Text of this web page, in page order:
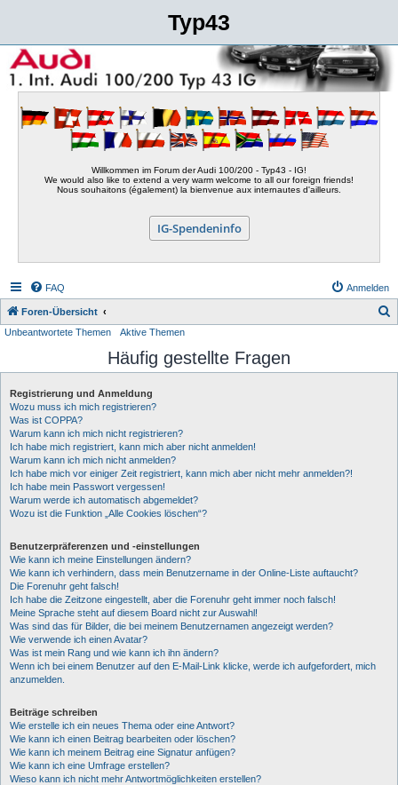
Typ43
Willkommen im Forum der Audi 100/200 - Typ43 - IG!
We would also like to extend a very warm welcome to all our foreign friends!
Nous souhaitons (également) la bienvenue aux internautes d'ailleurs.
IG-Spendeninfo
FAQ Anmelden
Foren-Übersicht
h
Unbeantwortete Themen Aktive Themen
Häufig gestellte Fragen
Registrierung und Anmeldung
Wozu muss ich mich registrieren?
Was ist COPPA?
Warum kann ich mich nicht registrieren?
Ich habe mich registriert, kann mich aber nicht anmelden!
Warum kann ich mich nicht anmelden?
Ich habe mich vor einiger Zeit registriert, kann mich aber nicht mehr anmelden?!
Ich habe mein Passwort vergessen!
Warum werde ich automatisch abgemeldet?
Wozu ist die Funktion „Alle Cookies löschen“?
Benutzerpräferenzen und -einstellungen
Wie kann ich meine Einstellungen ändern?
Wie kann ich verhindern, dass mein Benutzername in der Online-Liste auftaucht?
Die Forenuhr geht falsch!
Ich habe die Zeitzone eingestellt, aber die Forenuhr geht immer noch falsch!
Meine Sprache steht auf diesem Board nicht zur Auswahl!
Was sind das für Bilder, die bei meinem Benutzernamen angezeigt werden?
Wie verwende ich einen Avatar?
Was ist mein Rang und wie kann ich ihn ändern?
Wenn ich bei einem Benutzer auf den E-Mail-Link klicke, werde ich aufgefordert, mich
anzumelden.
Beiträge schreiben
Wie erstelle ich ein neues Thema oder eine Antwort?
Wie kann ich einen Beitrag bearbeiten oder löschen?
Wie kann ich meinem Beitrag eine Signatur anfügen?
Wie kann ich eine Umfrage erstellen?
Wieso kann ich nicht mehr Antwortmöglichkeiten erstellen?